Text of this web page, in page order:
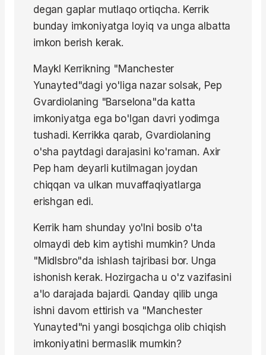
degan gaplar mutlaqo ortiqcha. Kerrik
bunday imkoniyatga loyiq va unga albatta
imkon berish kerak.
Maykl Kerrikning "Manchester
Yunayted"dagi yo'liga nazar solsak, Pep
Gvardiolaning "Barselona"da katta
imkoniyatga ega bo'lgan davri yodimga
tushadi. Kerrikka qarab, Gvardiolaning
o'sha paytdagi darajasini ko'raman. Axir
Pep ham deyarli kutilmagan joydan
chiqqan va ulkan muvaffaqiyatlarga
erishgan edi.
Kerrik ham shunday yo'lni bosib o'ta
olmaydi deb kim aytishi mumkin? Unda
"Midlsbro"da ishlash tajribasi bor. Unga
ishonish kerak. Hozirgacha u o'z vazifasini
a'lo darajada bajardi. Qanday qilib unga
ishni davom ettirish va "Manchester
Yunayted"ni yangi bosqichga olib chiqish
imkoniyatini bermaslik mumkin?